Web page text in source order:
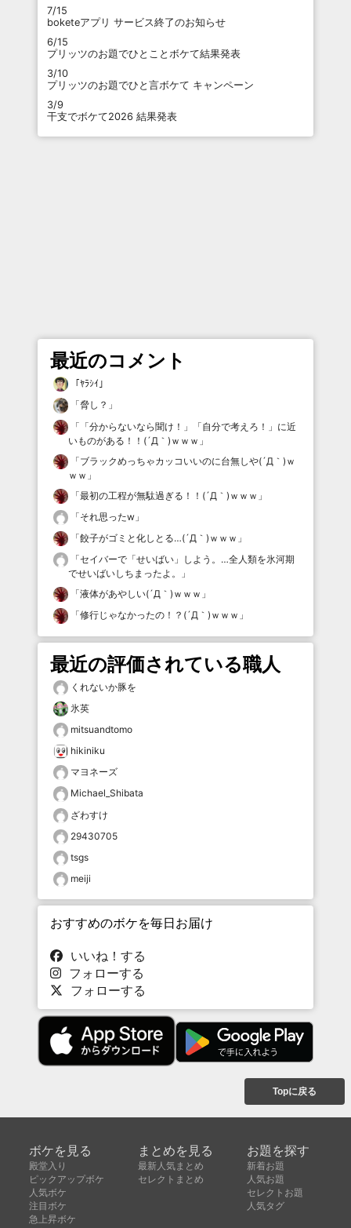
7/15
boketeアプリ サービス終了のお知らせ
6/15
プリッツのお題でひとことボケて結果発表
3/10
プリッツのお題でひと言ボケて キャンペーン
3/9
干支でボケて2026 結果発表
最近のコメント
「ﾔﾗｼｲ 」
「脅し？ 」
「 「分からないなら聞け！」「自分で考えろ！」に近
いものがある！！(´Д｀)ｗｗｗ 」
「ブラックめっちゃカッコいいのに台無しや(´Д｀)ｗ
ｗｗ 」
「最初の工程が無駄過ぎる！！(´Д｀)ｗｗｗ 」
「それ思ったw 」
「餃子がゴミと化しとる…(´Д｀)ｗｗｗ 」
「セイバーで「せいばい」しよう。…全人類を氷河期
でせいばいしちまったよ。
」
「液体があやしい(´Д｀)ｗｗｗ 」
「修行じゃなかったの！？(´Д｀)ｗｗｗ 」
最近の評価されている職人
くれないか豚を
氷英
mitsuandtomo
hikiniku
マヨネーズ
Michael_Shibata
ざわすけ
29430705
tsgs
meiji
おすすめのボケを毎日お届け
いいね！する
フォローする
フォローする
Topに戻る
ボケを見る
殿堂入り
ピックアップボケ
人気ボケ
注目ボケ
急上昇ボケ
まとめを見る
最新人気まとめ
セレクトまとめ
お題を探す
新着お題
人気お題
セレクトお題
人気タグ